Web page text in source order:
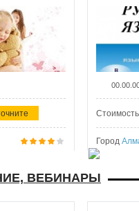
Город
ВЕБИНАРЫ